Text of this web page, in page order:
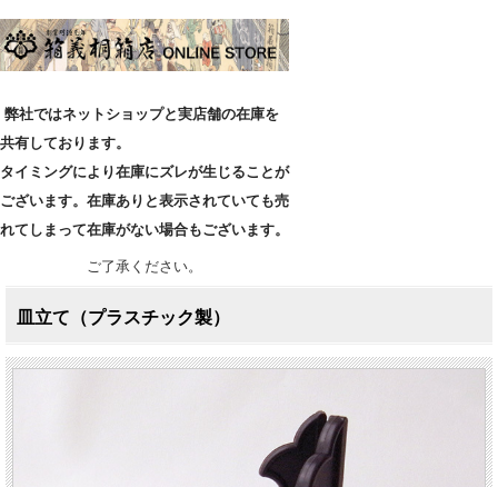
弊社ではネットショップと実店舗の在庫を
共有しております。
タイミングにより在庫にズレが生じることが
ございます。在庫ありと表示されていても売
れてしまって在庫がない場合もございます。
ご了承ください。
皿立て（プラスチック製）